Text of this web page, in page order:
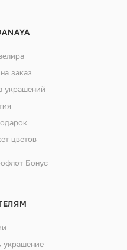
заказ
украшений
цветов
Бонус
украшение